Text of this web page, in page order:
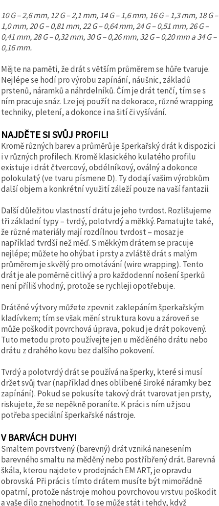
10 G – 2,6 mm, 12 G – 2,1 mm, 14 G – 1,6 mm, 16 G – 1,3 mm, 18 G –
1,0 mm, 20 G – 0,81 mm, 22 G – 0,64 mm, 24 G – 0,51 mm, 26 G –
0,41 mm, 28 G – 0,32 mm, 30 G – 0,26 mm, 32 G – 0,20 mm a 34 G –
0,16 mm.
Mějte na paměti, že drát s větším průměrem se hůře tvaruje.
Nejlépe se hodí pro výrobu zapínání, náušnic, základů
prstenů, náramků a náhrdelníků. Čím je drát tenčí, tím se s
ním pracuje snáz. Lze jej použít na dekorace, různé wrapping
techniky, pletení, a dokonce i na šití či vyšívání.
NAJDĚTE SI SVŮJ PROFIL!
Kromě různých barev a průměrů je šperkařský drát k dispozici
i v různých profilech. Kromě klasického kulatého profilu
existuje i drát čtvercový, obdélníkový, oválný a dokonce
polokulatý (ve tvaru písmene D). Ty dodají vašim výrobkům
další objem a konkrétní využití záleží pouze na vaší fantazii.
Další důležitou vlastností drátu je jeho tvrdost. Rozlišujeme
tři základní typy – tvrdý, polotvrdý a měkký. Pamatujte také,
že různé materiály mají rozdílnou tvrdost – mosaz je
například tvrdší než měď. S měkkým drátem se pracuje
nejlépe; můžete ho ohýbat i prsty a zvláště drát s malým
průměrem je skvělý pro omotávání (wire wrapping). Tento
drát je ale poměrně citlivý a pro každodenní nošení šperků
není příliš vhodný, protože se rychleji opotřebuje.
Drátěné výtvory můžete zpevnit zaklepáním šperkařským
kladívkem; tím se však mění struktura kovu a zároveň se
může poškodit povrchová úprava, pokud je drát pokovený.
Tuto metodu proto používejte jen u měděného drátu nebo
drátu z drahého kovu bez dalšího pokovení.
Tvrdý a polotvrdý drát se používá na šperky, které si musí
držet svůj tvar (například dnes oblíbené široké náramky bez
zapínání). Pokud se pokusíte takový drát tvarovat jen prsty,
riskujete, že se nepěkně poraníte. K práci s ním už jsou
potřeba speciální šperkařské nástroje.
V BARVÁCH DUHY!
Smaltem povrstvený (barevný) drát vzniká nanesením
barevného smaltu na měděný nebo postříbřený drát. Barevná
škála, kterou najdete v prodejnách EM ART, je opravdu
obrovská. Při práci s tímto drátem musíte být mimořádně
opatrní, protože nástroje mohou povrchovou vrstvu poškodit
a vaše dílo znehodnotit. To se může stát i tehdy, když